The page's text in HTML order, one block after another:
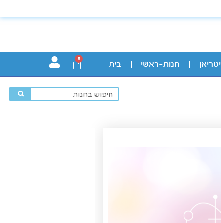
חנות-ראשי בית
0